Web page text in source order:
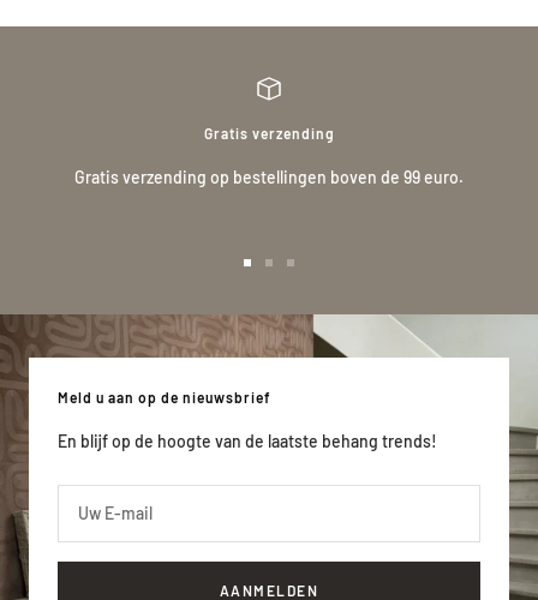
Gratis verzending
Gratis verzending op bestellingen boven de 99 euro.
slide
1
slide
2
slide
3
Meld u aan op de nieuwsbrief
En blijf op de hoogte van de laatste behang trends!
Uw E-mail
AANMELDEN